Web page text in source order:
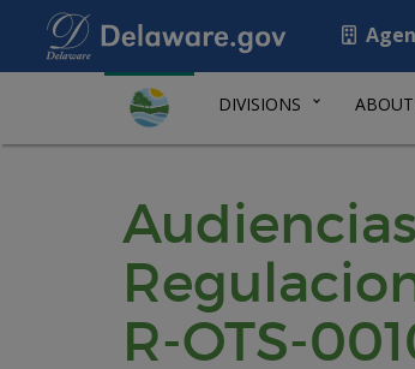
DIVISIONS
R-OTS-